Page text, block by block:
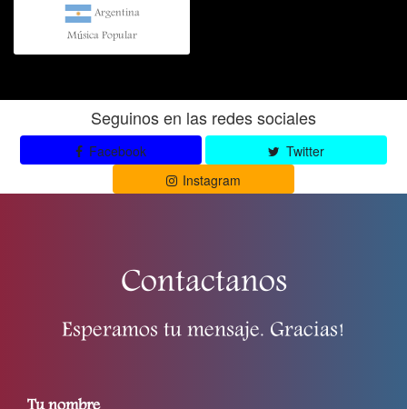
Argentina
Música Popular
Seguinos en las redes sociales
Facebook
Twitter
Instagram
Contactanos
Esperamos tu mensaje. Gracias!